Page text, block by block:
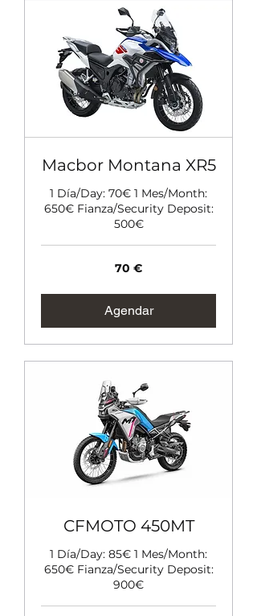
Macbor Montana XR5
1 Día/Day: 70€ 1 Mes/Month:
650€ Fianza/Security Deposit:
500€
70 €
Agendar
CFMOTO 450MT
1 Día/Day: 85€ 1 Mes/Month:
650€ Fianza/Security Deposit:
900€